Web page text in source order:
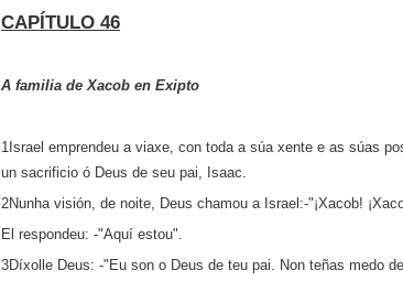
CAPÍTULO 46
A familia de Xacob en Exipto
1Israel emprendeu a viaxe, con toda a súa xente e as súas
un sacrificio ó Deus de seu pai, Isaac.
2Nunha visión, de noite, Deus chamou a Israel:‑"¡Xacob!
El respondeu: ‑"Aquí estou".
3Díxolle Deus: ‑"Eu son o Deus de teu pai. Non teñas medo